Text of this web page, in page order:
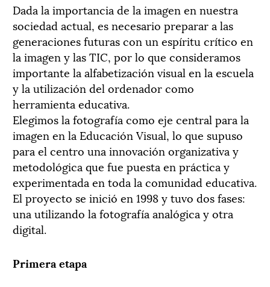
Dada la importancia de la imagen en nuestra
sociedad actual, es necesario preparar a las
generaciones futuras con un espíritu crítico en
la imagen y las TIC, por lo que consideramos
importante la alfabetización visual en la escuela
y la utilización del ordenador como
herramienta educativa.
Elegimos la fotografía como eje central para la
imagen en la Educación Visual, lo que supuso
para el centro una innovación organizativa y
metodológica que fue puesta en práctica y
experimentada en toda la comunidad educativa.
El proyecto se inició en 1998 y tuvo dos fases:
una utilizando la fotografía analógica y otra
digital.
Primera etapa